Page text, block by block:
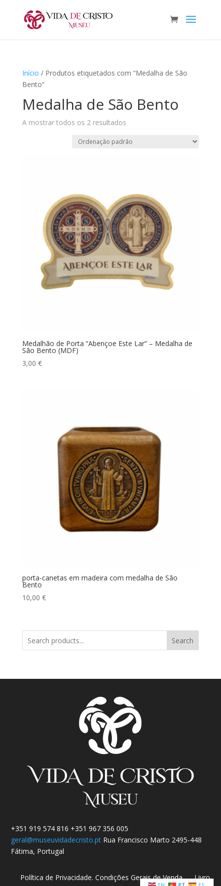
Início / Produtos etiquetados com “Medalha de São
Bento”
Medalha de São Bento
A mostrar todos os 2 resultados
Medalhão de Porta “Abençoe Este Lar” – Medalha de
São Bento (MDF)
3,00 €
porta-canetas em madeira com medalha de São
Bento
10,00 €
Search
+351 919 574 816 +351 967 356 005
geral@museuvidadecristo.pt Rua Francisco Marto 2495-448
Fátima, Portugal
Política de Privacidade. Condições Gerais de VendaLivro